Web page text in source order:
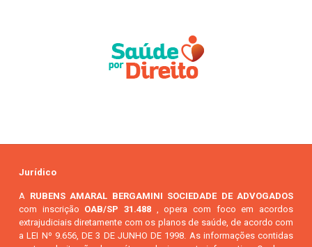
Jurídico
A RUBENS AMARAL BERGAMINI SOCIEDADE DE ADVOGADOS
com inscrição OAB/SP 31.488 , opera com foco em acordos
extrajudiciais diretamente com os planos de saúde, de acordo com
a LEI Nº 9.656, DE 3 DE JUNHO DE 1998. As informações contidas